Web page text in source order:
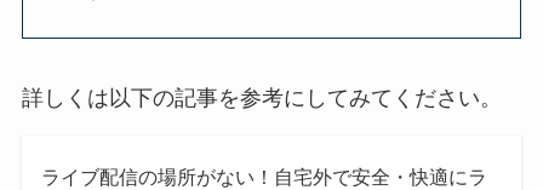
詳しくは以下の記事を参考にしてみてください。
ライブ配信の場所がない！自宅外で安全・快適にラ